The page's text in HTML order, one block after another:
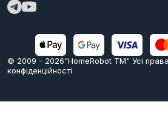
© 2009 - 2026"HomeRobot ТМ" Усi
конфіденційності